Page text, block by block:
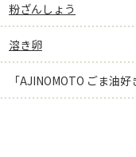
粉ざんしょう
溶き卵
「AJINOMOTO ごま油好